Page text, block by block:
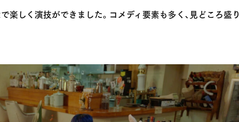
楽しく演技ができました。コメディ要素も多く、見どころ盛り